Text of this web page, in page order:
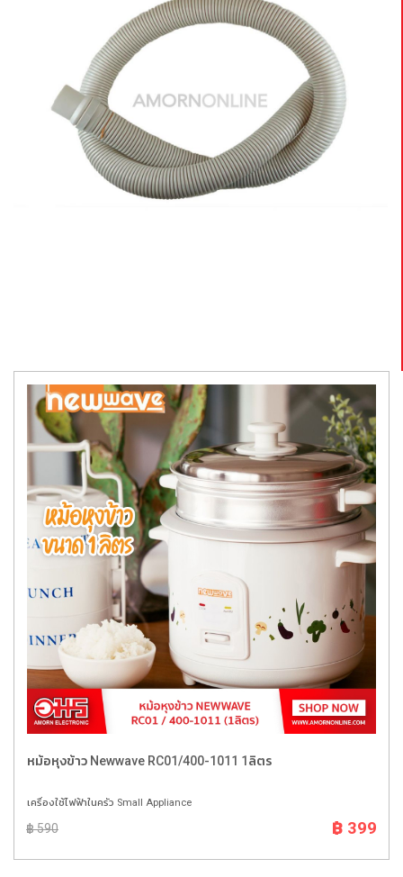
หม้อหุงข้าว Newwave RC01/400-1011 1ลิตร
เครื่องใช้ไฟฟ้าในครัว Small Appliance
฿ 590 ฿ 399